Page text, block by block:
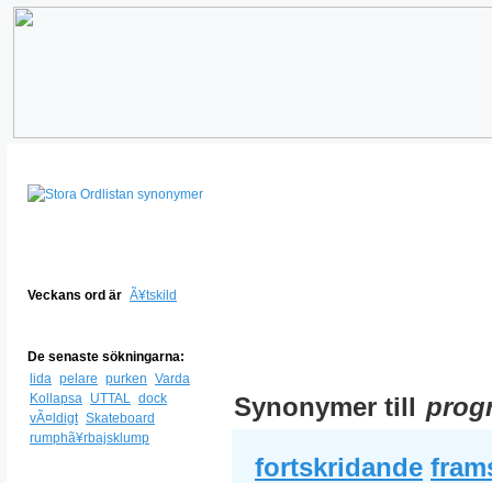
Veckans ord är Ã¥tskild
De senaste sökningarna:
lida pelare purken Varda
Kollapsa UTTAL dock
vÃ¤ldigt Skateboard
rumphã¥rbajsklump
Synonymer till
fortskridande